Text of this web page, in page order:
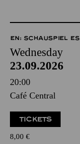
EN: SCHAUSPIEL
Wednesday
23.09.2026
20:00
Café Central
TICKETS
8,00 €